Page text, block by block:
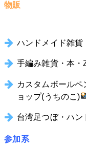
物販
ハンドメイド雑
手編み雑貨・本
カスタムボール
ョップ(うちのこ)
台湾足つぼ・ハ
参加系